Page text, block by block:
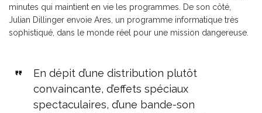
minutes qui maintient en vie les programmes. De son côté,
Julian Dillinger envoie Ares, un programme informatique très
sophistiqué, dans le monde réel pour une mission dangereuse.
En dépit d’une distribution plutôt
convaincante, d’effets spéciaux
spectaculaires, d’une bande-son